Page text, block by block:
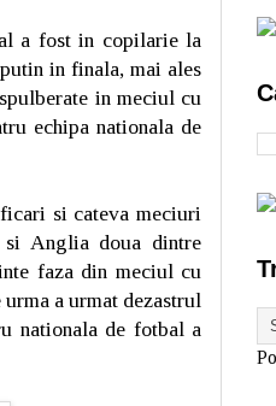
a fost in copilarie la
in finala, mai ales
in meciul cu
echipa nationala de
si cateva meciuri
si Anglia doua dintre
faza din meciul cu
a urmat dezastrul
nationala de fotbal a